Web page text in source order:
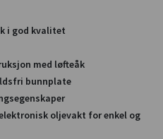
i god kvalitet
med løfteåk
bunnplate
oljevakt for enkel og